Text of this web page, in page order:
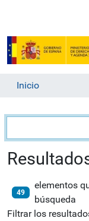
Inicio
49
elementos
búsqueda
Filtrar los